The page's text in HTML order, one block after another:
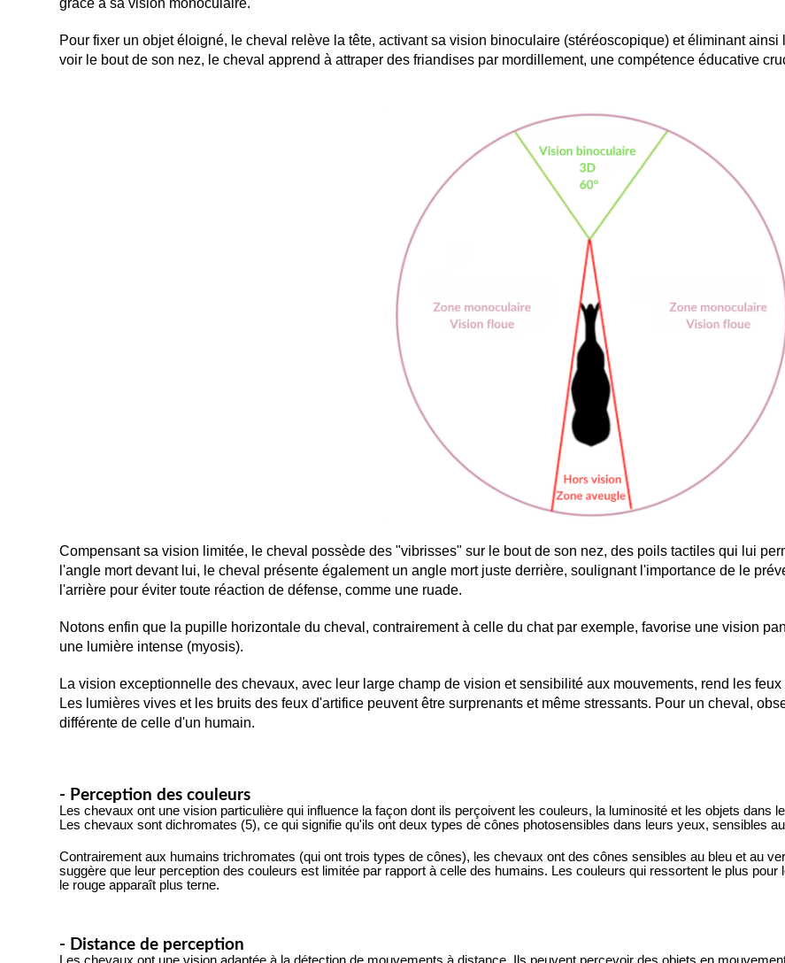
Pour fixer un objet éloigné, le cheval relève la tête, activant sa vision binoculaire (stéréoscopique) et éliminant
voir le bout de son nez, le cheval apprend à attraper des friandises par mordillement, une compétence éducative
Compensant sa vision limitée, le cheval possède des "vibrisses" sur le bout de son nez, des poils tactiles qui lui
l'angle mort devant lui, le cheval présente également un angle mort juste derrière, soulignant l'importance de le
l'arrière pour éviter toute réaction de défense, comme une ruade.
Notons enfin que la pupille horizontale du cheval, contrairement à celle du chat par exemple, favorise une vision
une lumière intense (myosis).
La vision exceptionnelle des chevaux, avec leur large champ de vision et sensibilité aux mouvements, rend les
Les lumières vives et les bruits des feux d'artifice peuvent être surprenants et même stressants. Pour un cheval,
différente de celle d'un humain.
- Perception des couleurs
Les chevaux ont une vision particulière qui influence la façon dont ils perçoivent les couleurs, la luminosité et les objets dans
Les chevaux sont dichromates (5), ce qui signifie qu'ils ont deux types de cônes photosensibles dans leurs yeux, sensibles
Contrairement aux humains trichromates (qui ont trois types de cônes), les chevaux ont des cônes sensibles au bleu et au
suggère que leur perception des couleurs est limitée par rapport à celle des humains. Les couleurs qui ressortent le plus
le rouge apparaît plus terne.
- Distance de perception
Les chevaux ont une vision adaptée à la détection de mouvements à distance. Ils peuvent percevoir des objets en